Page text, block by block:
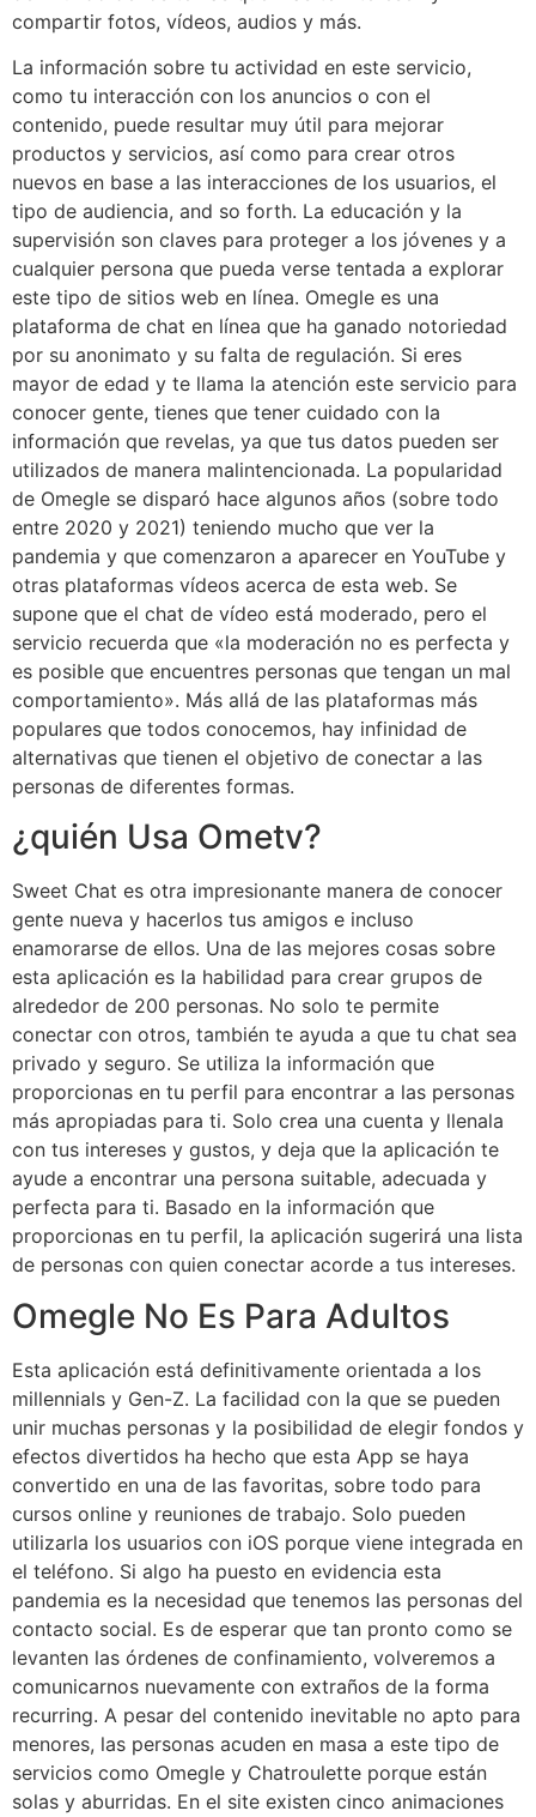
compartir fotos, vídeos, audios y más.
La información sobre tu actividad en este servicio,
como tu interacción con los anuncios o con el
contenido, puede resultar muy útil para mejorar
productos y servicios, así como para crear otros
nuevos en base a las interacciones de los usuarios, el
tipo de audiencia, and so forth. La educación y la
supervisión son claves para proteger a los jóvenes y a
cualquier persona que pueda verse tentada a explorar
este tipo de sitios web en línea. Omegle es una
plataforma de chat en línea que ha ganado notoriedad
por su anonimato y su falta de regulación. Si eres
mayor de edad y te llama la atención este servicio para
conocer gente, tienes que tener cuidado con la
información que revelas, ya que tus datos pueden ser
utilizados de manera malintencionada. La popularidad
de Omegle se disparó hace algunos años (sobre todo
entre 2020 y 2021) teniendo mucho que ver la
pandemia y que comenzaron a aparecer en YouTube y
otras plataformas vídeos acerca de esta web. Se
supone que el chat de vídeo está moderado, pero el
servicio recuerda que «la moderación no es perfecta y
es posible que encuentres personas que tengan un mal
comportamiento». Más allá de las plataformas más
populares que todos conocemos, hay infinidad de
alternativas que tienen el objetivo de conectar a las
personas de diferentes formas.
¿quién Usa Ometv?
Sweet Chat es otra impresionante manera de conocer
gente nueva y hacerlos tus amigos e incluso
enamorarse de ellos. Una de las mejores cosas sobre
esta aplicación es la habilidad para crear grupos de
alrededor de 200 personas. No solo te permite
conectar con otros, también te ayuda a que tu chat sea
privado y seguro. Se utiliza la información que
proporcionas en tu perfil para encontrar a las personas
más apropiadas para ti. Solo crea una cuenta y llenala
con tus intereses y gustos, y deja que la aplicación te
ayude a encontrar una persona suitable, adecuada y
perfecta para ti. Basado en la información que
proporcionas en tu perfil, la aplicación sugerirá una lista
de personas con quien conectar acorde a tus intereses.
Omegle No Es Para Adultos
Esta aplicación está definitivamente orientada a los
millennials y Gen-Z. La facilidad con la que se pueden
unir muchas personas y la posibilidad de elegir fondos y
efectos divertidos ha hecho que esta App se haya
convertido en una de las favoritas, sobre todo para
cursos online y reuniones de trabajo. Solo pueden
utilizarla los usuarios con iOS porque viene integrada en
el teléfono. Si algo ha puesto en evidencia esta
pandemia es la necesidad que tenemos las personas del
contacto social. Es de esperar que tan pronto como se
levanten las órdenes de confinamiento, volveremos a
comunicarnos nuevamente con extraños de la forma
recurring. A pesar del contenido inevitable no apto para
menores, las personas acuden en masa a este tipo de
servicios como Omegle y Chatroulette porque están
solas y aburridas. En el site existen cinco animaciones